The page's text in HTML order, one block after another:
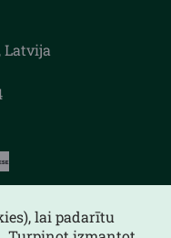
Latvija
lai padarītu